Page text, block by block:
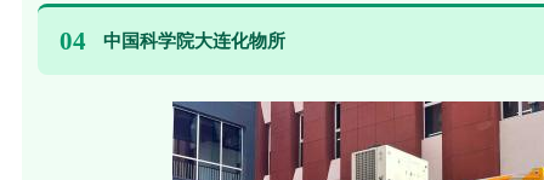
04 中国科学院大连化物所